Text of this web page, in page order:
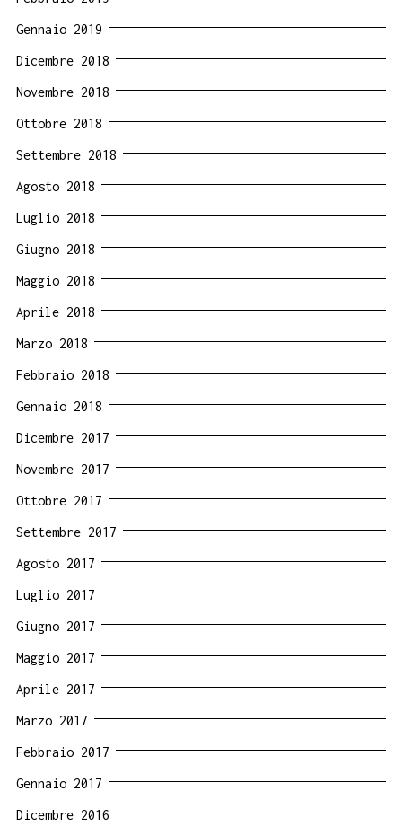
Gennaio 2019
Dicembre 2018
Novembre 2018
Ottobre 2018
Settembre 2018
Agosto 2018
Luglio 2018
Giugno 2018
Maggio 2018
Aprile 2018
Marzo 2018
Febbraio 2018
Gennaio 2018
Dicembre 2017
Novembre 2017
Ottobre 2017
Settembre 2017
Agosto 2017
Luglio 2017
Giugno 2017
Maggio 2017
Aprile 2017
Marzo 2017
Febbraio 2017
Gennaio 2017
Dicembre 2016